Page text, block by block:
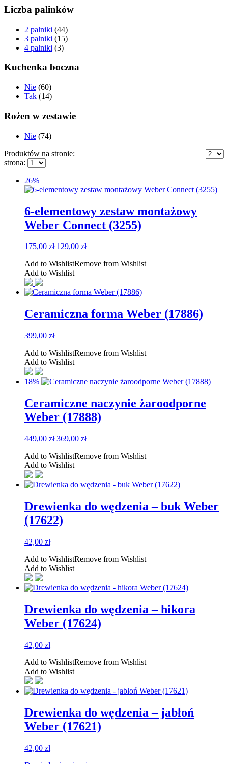
Liczba palinków
2 palniki (44)
3 palniki (15)
4 palniki (3)
Kuchenka boczna
Nie (60)
Tak (14)
Rożen w zestawie
Nie (74)
Produktów na stronie:
strona:
26%
6-elementowy zestaw montażowy
Weber Connect (3255)
175,00zł Pierwotna
wynosiła:
175,00 zł.
129,00 złAktualna
wynosi:
Add to WishlistRemove from Wishlist
Add to Wishlist
Ceramiczna forma Weber (17886)
399,00 zł
Add to WishlistRemove from Wishlist
Add to Wishlist
18%
Ceramiczne naczynie żaroodporne
Weber (17888)
449,00zł Pierwotna
wynosiła:
449,00 zł.
369,00 złAktualna
wynosi:
Add to WishlistRemove from Wishlist
Add to Wishlist
Drewienka do wędzenia – buk Weber
(17622)
42,00 zł
Add to WishlistRemove from Wishlist
Add to Wishlist
Drewienka do wędzenia – hikora
Weber (17624)
42,00 zł
Add to WishlistRemove from Wishlist
Add to Wishlist
Drewienka do wędzenia – jabłoń
Weber (17621)
42,00 zł